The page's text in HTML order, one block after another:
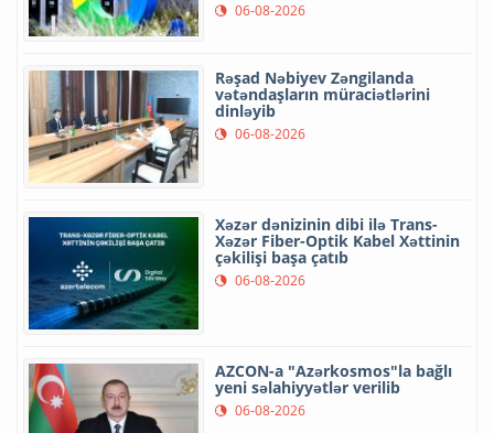
06-08-2026
Rəşad Nəbiyev Zəngilanda
vətəndaşların müraciətlərini
dinləyib
06-08-2026
Xəzər dənizinin dibi ilə Trans-
Xəzər Fiber-Optik Kabel Xəttinin
çəkilişi başa çatıb
06-08-2026
AZCON-a "Azərkosmos"la bağlı
yeni səlahiyyətlər verilib
06-08-2026